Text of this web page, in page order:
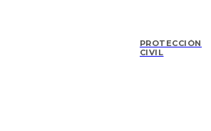
PROTECCIÓN
CIVIL